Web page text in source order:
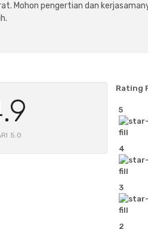
Mohon pengertian dan
5.0
Rating
5
4
3
2